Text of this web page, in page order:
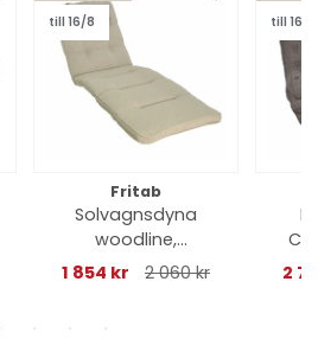
till 16/8
Fritab
Solvagnsdyna
woodline,
nackkudde - sand
1 854 kr 2 060 kr
till 16/8
2